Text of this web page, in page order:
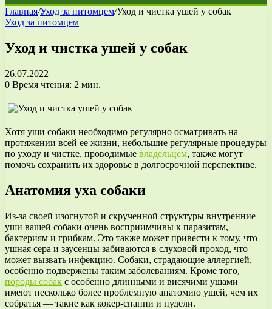
Главная/Уход за питомцем/Уход и чистка ушей у собак
Уход за питомцем
Уход и чистка ушей у собак
26.07.2022
0 Время чтения: 2 мин.
Хотя уши собаки необходимо регулярно осматривать на
протяжении всей ее жизни, небольшие регулярные процедуры
по уходу и чистке, проводимые владельцем, также могут
помочь сохранить их здоровье в долгосрочной перспективе.
Анатомия уха собаки
Из-за своей изогнутой и скрученной структуры внутренние
уши вашей собаки очень восприимчивы к паразитам,
бактериям и грибкам. Это также может привести к тому, что
ушная сера и заусенцы забиваются в слуховой проход, что
может вызвать инфекцию. Собаки, страдающие аллергией,
особенно подвержены таким заболеваниям. Кроме того,
породы собак с особенно длинными и висячими ушами
имеют несколько более проблемную анатомию ушей, чем их
собратья — такие как кокер-снаппи и пудели.